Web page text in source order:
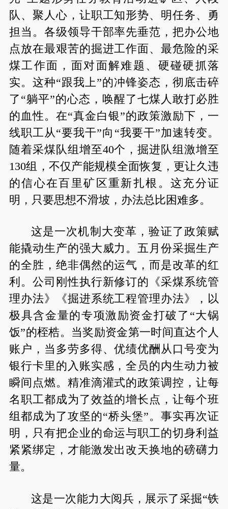
队、聚人心，让职工知形势、明任务、勇
担当。各级领导干部率先垂范，把办公地
点放在最艰苦的掘进工作面、最危险的采
煤工作面，面对面解难题、硬碰硬抓落
实。这种“跟我上”的冲锋姿态，彻底击碎
了“躺平”的心态，唤醒了七煤人敢打必胜
的血性。在“真金白银”的政策激励下，一
线职工从“要我干”向“我要干”加速转变。
随着采煤队组增至40个，掘进队组激增至
130组，不仅产能规模全面恢复，更让久违
的信心在百里矿区重新扎根。这充分证
明，只要思想不滑坡，办法总比困难多。
这是一次机制大变革，验证了政策赋
能撬动生产的强大威力。五月份采掘生产
的全胜，绝非偶然的运气，而是改革的红
利。公司刚性执行新修订的《采煤系统管
理办法》《掘进系统工程管理办法》，以
极具含金量的专项激励资金打破了“大锅
饭”的桎梏。当奖励资金第一时间直达个人
账户，当多劳多得、优绩优酬从口号变为
银行卡里的入账实感，全员的内生动力被
瞬间点燃。精准滴灌式的政策调控，让每
名职工都成为了效益的增长点，让每个班
组都成为了攻坚的“桥头堡”。事实再次证
明，只有把企业的命运与职工的切身利益
紧紧绑定，才能激发出改天换地的磅礴力
量。
这是一次能力大阅兵，展示了采掘“铁